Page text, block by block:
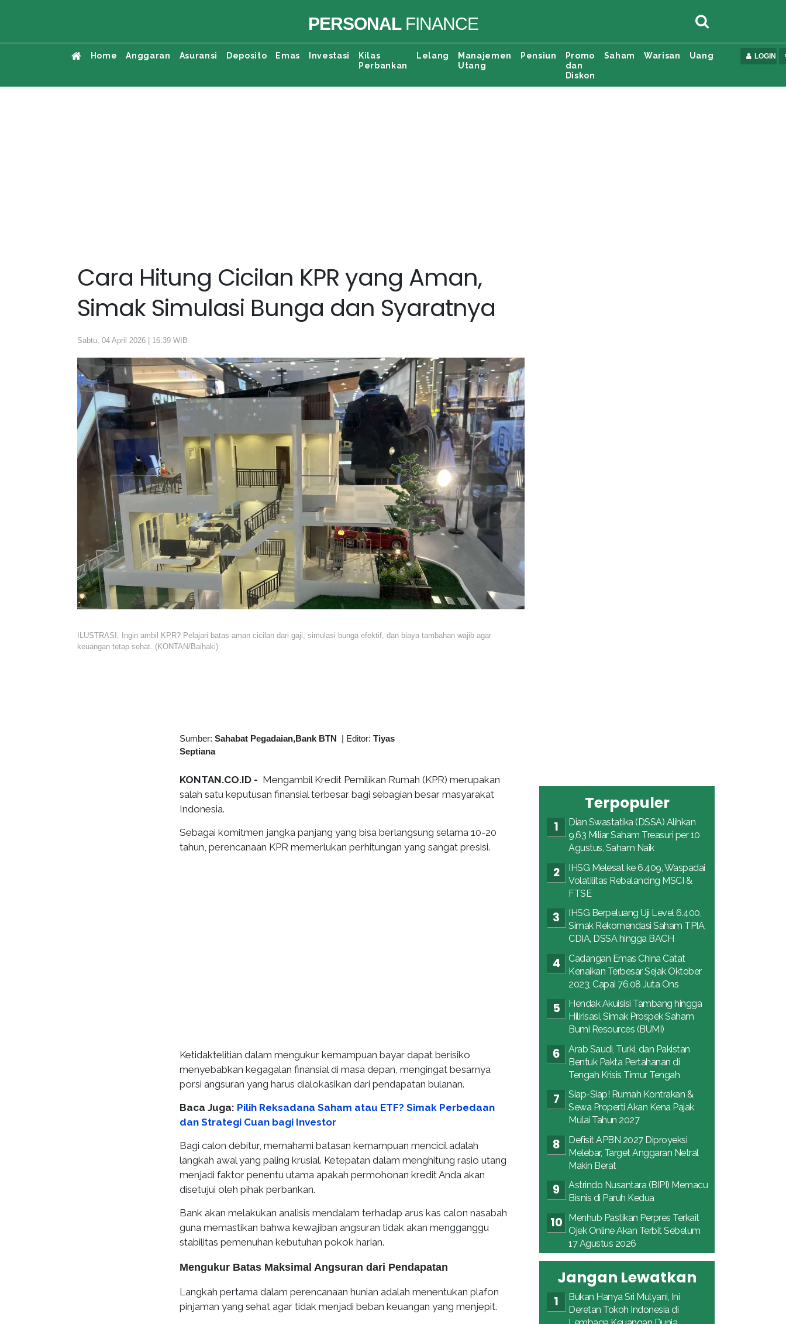
PERSONALFINANCE
Home Anggaran Asuransi Deposito Emas Investasi
Kilas
Perbankan
Lelang
Manajemen
Utang
Pensiun
Promo
dan
Diskon
Saham Warisan Uang LOGIN
Cara Hitung Cicilan KPR yang Aman,
Simak Simulasi Bunga dan Syaratnya
Sabtu, 04 April 2026 | 16:39 WIB
ILUSTRASI. Ingin ambil KPR? Pelajari batas aman cicilan dari gaji, simulasi bunga efektif, dan biaya tambahan wajib agar
keuangan tetap sehat. (KONTAN/Baihaki)
Sumber: Sahabat Pegadaian,Bank BTN | Editor: Tiyas
Septiana
KONTAN.CO.ID - Mengambil Kredit Pemilikan Rumah (KPR) merupakan
salah satu keputusan finansial terbesar bagi sebagian besar masyarakat
Indonesia.
Sebagai komitmen jangka panjang yang bisa berlangsung selama 10-20
tahun, perencanaan KPR memerlukan perhitungan yang sangat presisi.
Ketidaktelitian dalam mengukur kemampuan bayar dapat berisiko
menyebabkan kegagalan finansial di masa depan, mengingat besarnya
porsi angsuran yang harus dialokasikan dari pendapatan bulanan.
Baca Juga: Pilih Reksadana Saham atau ETF? Simak Perbedaan
dan Strategi Cuan bagi Investor
Bagi calon debitur, memahami batasan kemampuan mencicil adalah
langkah awal yang paling krusial. Ketepatan dalam menghitung rasio utang
menjadi faktor penentu utama apakah permohonan kredit Anda akan
disetujui oleh pihak perbankan.
Bank akan melakukan analisis mendalam terhadap arus kas calon nasabah
guna memastikan bahwa kewajiban angsuran tidak akan mengganggu
stabilitas pemenuhan kebutuhan pokok harian.
Mengukur Batas Maksimal Angsuran dari Pendapatan
Langkah pertama dalam perencanaan hunian adalah menentukan plafon
pinjaman yang sehat agar tidak menjadi beban keuangan yang menjepit.
Terpopuler
Dian Swastatika (DSSA) Alihkan
9,63 Miliar Saham Treasuri per 10
Agustus, Saham Naik
IHSG Melesat ke 6.409, Waspadai
Volatilitas Rebalancing MSCI &
FTSE
IHSG Berpeluang Uji Level 6.400,
Simak Rekomendasi Saham TPIA,
CDIA, DSSA hingga BACH
Cadangan Emas China Catat
Kenaikan Terbesar Sejak Oktober
2023, Capai 76,08 Juta Ons
Hendak Akuisisi Tambang hingga
Hilirisasi, Simak Prospek Saham
Bumi Resources (BUMI)
Arab Saudi, Turki, dan Pakistan
Bentuk Pakta Pertahanan di
Tengah Krisis Timur Tengah
Siap-Siap! Rumah Kontrakan &
Sewa Properti Akan Kena Pajak
Mulai Tahun 2027
Defisit APBN 2027 Diproyeksi
Melebar, Target Anggaran Netral
Makin Berat
Astrindo Nusantara (BIPI) Memacu
Bisnis di Paruh Kedua
Menhub Pastikan Perpres Terkait
Ojek Online Akan Terbit Sebelum
17 Agustus 2026
Jangan Lewatkan
Bukan Hanya Sri Mulyani, Ini
Deretan Tokoh Indonesia di